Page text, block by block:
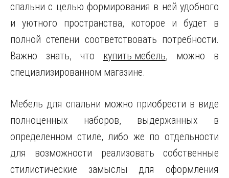
спальни с целью формирования в ней удобного
и уютного пространства, которое и будет в
полной степени соответствовать потребности.
Важно знать, что купить мебель, можно в
специализированном магазине.
Мебель для спальни можно приобрести в виде
полноценных наборов, выдержанных в
определенном стиле, либо же по отдельности
для возможности реализовать собственные
стилистические замыслы для оформления